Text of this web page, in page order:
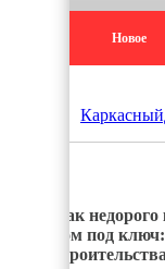
Новое
Как
дом под
строительства